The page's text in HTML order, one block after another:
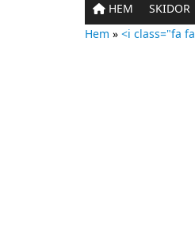
HEM SKIDOR
Hem » <i class="fa